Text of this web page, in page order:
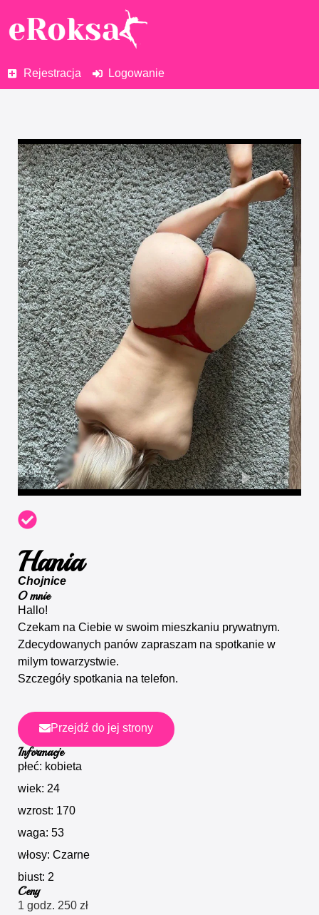
Rejestracja Logowanie
Hania
Chojnice
O mnie
Hallo!
Czekam na Ciebie w swoim mieszkaniu prywatnym.
Zdecydowanych panów zapraszam na spotkanie w
milym towarzystwie.
Szczegóły spotkania na telefon.
Przejdź do jej strony
Informacje
płeć: kobieta
wiek: 24
wzrost: 170
waga: 53
włosy: Czarne
biust: 2
Ceny
1 godz. 250 zł